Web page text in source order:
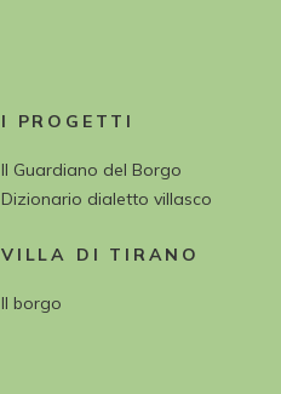
I PROGETTI
Il Guardiano del Borgo
Dizionario dialetto villasco
VILLA DI TIRANO
Il borgo